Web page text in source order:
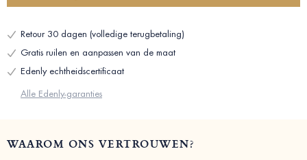
Retour 30 dagen (volledige terugbetaling)
Gratis ruilen en aanpassen van de maat
Edenly echtheidscertificaat
Alle Edenly-garanties
WAAROM ONS VERTROUWEN?